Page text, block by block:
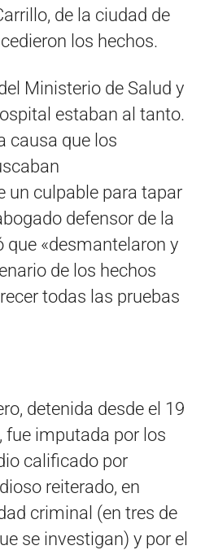
de la ciudad de
los hechos.
Ministerio de Salud y
estaban al tanto.
causa que los
un culpable para tapar
defensor de la
que «desmantelaron y
de los hechos
todas las pruebas
detenida desde el 19
fue imputada por los
calificado por
reiterado, en
criminal (en tres de
se investigan) y por el